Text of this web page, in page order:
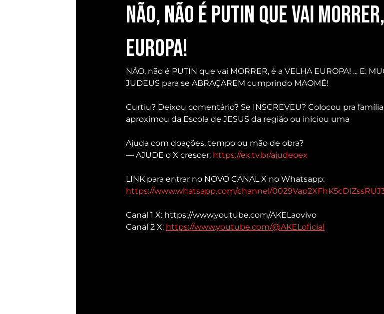
NÃO, não é PUTIN que vai
EUROPA!
NÃO, não é PUTIN que vai MORRER, é a VELHA EUROPA! ... E:
JUDEUS para se ABRAÇAREM cumprindo MAOMÉ!
Curtiu? Deixou comentário? Se INSCREVEU? Colocou pra
aproximou da Escola de JESUS da região ou iniciou uma
Ajuda com doações, tempo ou mão de obra?
— AJUDE o X crescer: https://ex.tv.br/ajudeoex
LINK para entrar no NOVO CANAL X no Whatsapp:
https://www.whatsapp.com/channel/
Canal 1 X: https://www.youtube.com/AKELaovivo
Canal 2 X: https://www.youtube.com/@AKELoficial